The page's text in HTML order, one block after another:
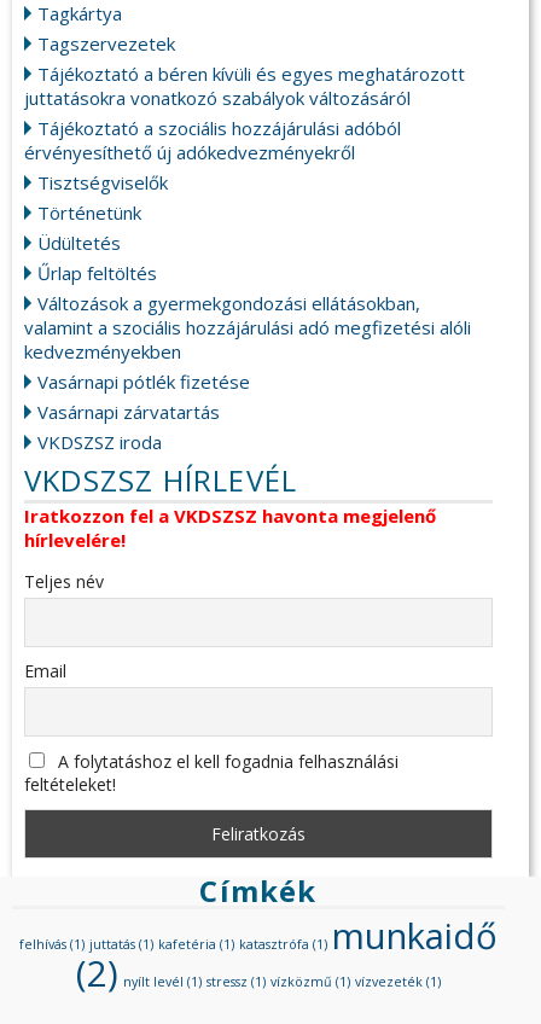
Tagkártya
Tagszervezetek
Tájékoztató a béren kívüli és egyes meghatározott
juttatásokra vonatkozó szabályok változásáról
Tájékoztató a szociális hozzájárulási adóból
érvényesíthető új adókedvezményekről
Tisztségviselők
Történetünk
Üdültetés
Űrlap feltöltés
Változások a gyermekgondozási ellátásokban,
valamint a szociális hozzájárulási adó megfizetési alóli
kedvezményekben
Vasárnapi pótlék fizetése
Vasárnapi zárvatartás
VKDSZSZ iroda
VKDSZSZ HÍRLEVÉL
Iratkozzon fel a VKDSZSZ havonta megjelenő
hírlevelére!
Teljes név
Email
A folytatáshoz el kell fogadnia felhasználási
feltételeket!
Címkék
felhívás (1) juttatás (1) kafetéria (1) katasztrófa (1) munkaidő
(2) nyílt levél (1) stressz (1) vízközmű (1) vízvezeték (1)